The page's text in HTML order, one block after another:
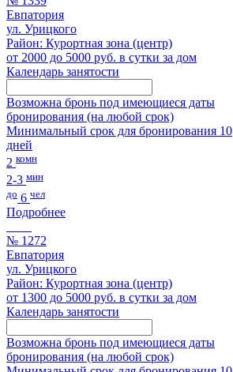
Евпатория
ул. Урицкого
Район: Курортная зона (центр)
от 2000 до 5000 руб. в сутки за дом
Календарь занятости
Возможна бронь под имеющиеся даты
бронирования (на любой срок)
Минимальный срок для бронирования 10
дней
2 комн
2-3 мин
до 6 чел
Подробнее
№ 1272
Евпатория
ул. Урицкого
Район: Курортная зона (центр)
от 1300 до 5000 руб. в сутки за дом
Календарь занятости
Возможна бронь под имеющиеся даты
бронирования (на любой срок)